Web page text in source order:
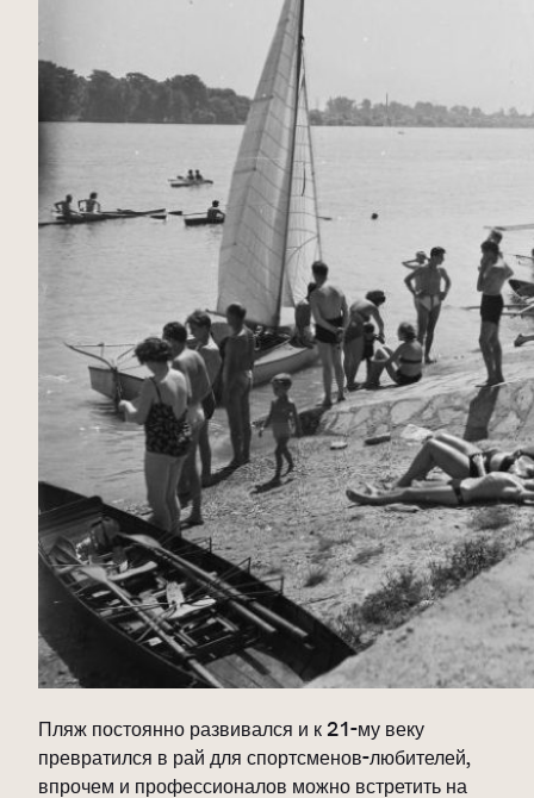
Пляж постоянно развивался и к 21-му веку
превратился в рай для спортсменов-любителей,
впрочем и профессионалов можно встретить на